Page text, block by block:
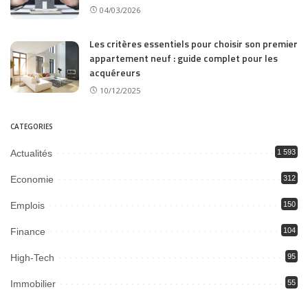
04/03/2026
Les critères essentiels pour choisir son premier
appartement neuf : guide complet pour les
acquéreurs
10/12/2025
CATEGORIES
Actualités 1 593
Economie 312
Emplois 150
Finance 104
High-Tech 95
Immobilier 55